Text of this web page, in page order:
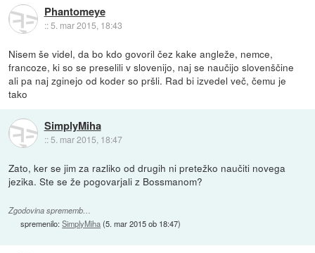
Phantomeye
::5. mar 2015, 18:43
Nisem še videl, da bo kdo govoril čez kake angleže, nemce,
francoze, ki so se preselili v slovenijo, naj se naučijo slovenščine
ali pa naj zginejo od koder so pršli. Rad bi izvedel več, čemu je
tako
SimplyMiha
:: 5. mar 2015, 18:47
Zato, ker se jim za razliko od drugih ni pretežko naučiti novega
jezika. Ste se že pogovarjali z Bossmanom?
Zgodovina sprememb…
spremenilo:SimplyMiha(5. mar 2015 ob 18:47)